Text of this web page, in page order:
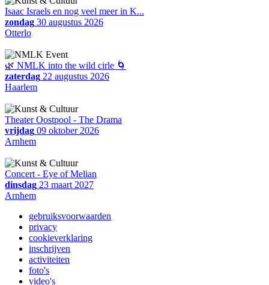
Isaac Israels en nog veel meer in K...
zondag 30 augustus 2026
Otterlo
🌿 NMLK into the wild cirle 🌀
zaterdag 22 augustus 2026
Haarlem
Theater Oostpool - The Drama
vrijdag 09 oktober 2026
Arnhem
Concert - Eye of Melian
dinsdag 23 maart 2027
Arnhem
gebruiksvoorwaarden
privacy
cookieverklaring
inschrijven
activiteiten
foto's
video's